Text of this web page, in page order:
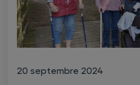
20 septembre 2024